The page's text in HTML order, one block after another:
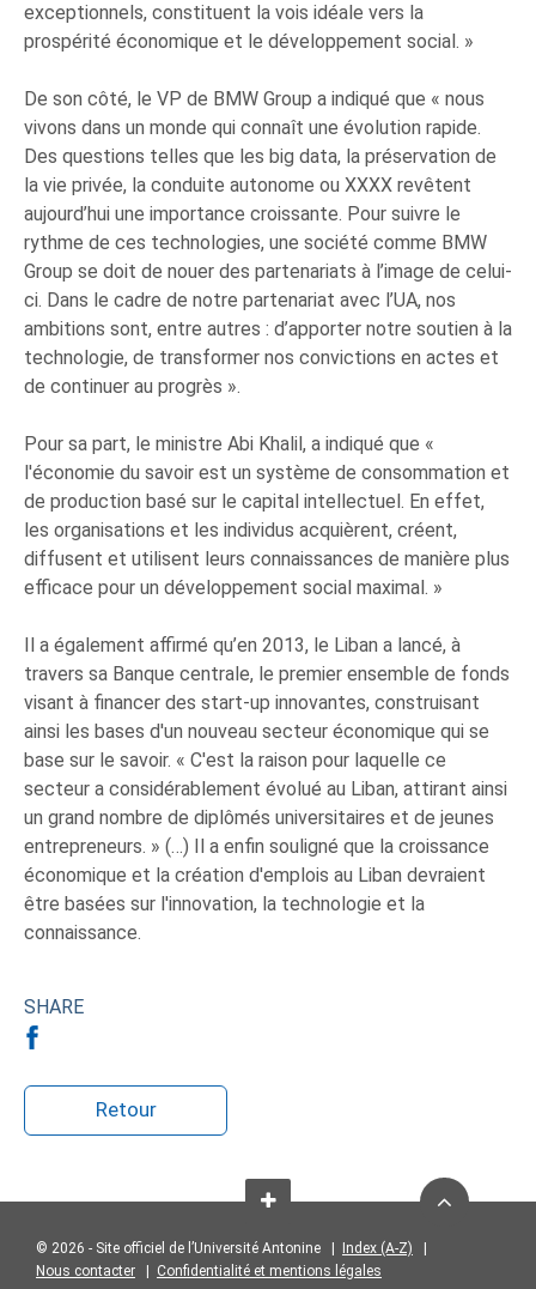
exceptionnels, constituent la vois idéale vers la
prospérité économique et le développement social. »
De son côté, le VP de BMW Group a indiqué que « nous
vivons dans un monde qui connaît une évolution rapide.
Des questions telles que les big data, la préservation de
la vie privée, la conduite autonome ou XXXX revêtent
aujourd’hui une importance croissante. Pour suivre le
rythme de ces technologies, une société comme BMW
Group se doit de nouer des partenariats à l’image de celui-
ci. Dans le cadre de notre partenariat avec l’UA, nos
ambitions sont, entre autres : d’apporter notre soutien à la
technologie, de transformer nos convictions en actes et
de continuer au progrès ».
Pour sa part, le ministre Abi Khalil, a indiqué que «
l'économie du savoir est un système de consommation et
de production basé sur le capital intellectuel. En effet,
les organisations et les individus acquièrent, créent,
diffusent et utilisent leurs connaissances de manière plus
efficace pour un développement social maximal. »
Il a également affirmé qu’en 2013, le Liban a lancé, à
travers sa Banque centrale, le premier ensemble de fonds
visant à financer des start-up innovantes, construisant
ainsi les bases d'un nouveau secteur économique qui se
base sur le savoir. « C'est la raison pour laquelle ce
secteur a considérablement évolué au Liban, attirant ainsi
un grand nombre de diplômés universitaires et de jeunes
entrepreneurs. » (…) Il a enfin souligné que la croissance
économique et la création d'emplois au Liban devraient
être basées sur l'innovation, la technologie et la
connaissance.
SHARE
Retour
© 2026 - Site officiel de l’Université Antonine | Index (A-Z)
Nous contacter
Confidentialité et mentions légales